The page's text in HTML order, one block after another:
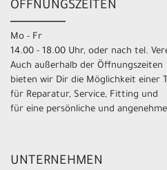
ÖFFNUNGSZEITEN
Mo - Fr
14.00 - 18.00 Uhr, oder nach tel.
Auch außerhalb der Öffnungszeiten
bieten wir Dir die Möglichkeit einer
für Reparatur, Service, Fitting und
für eine persönliche und
UNTERNEHMEN